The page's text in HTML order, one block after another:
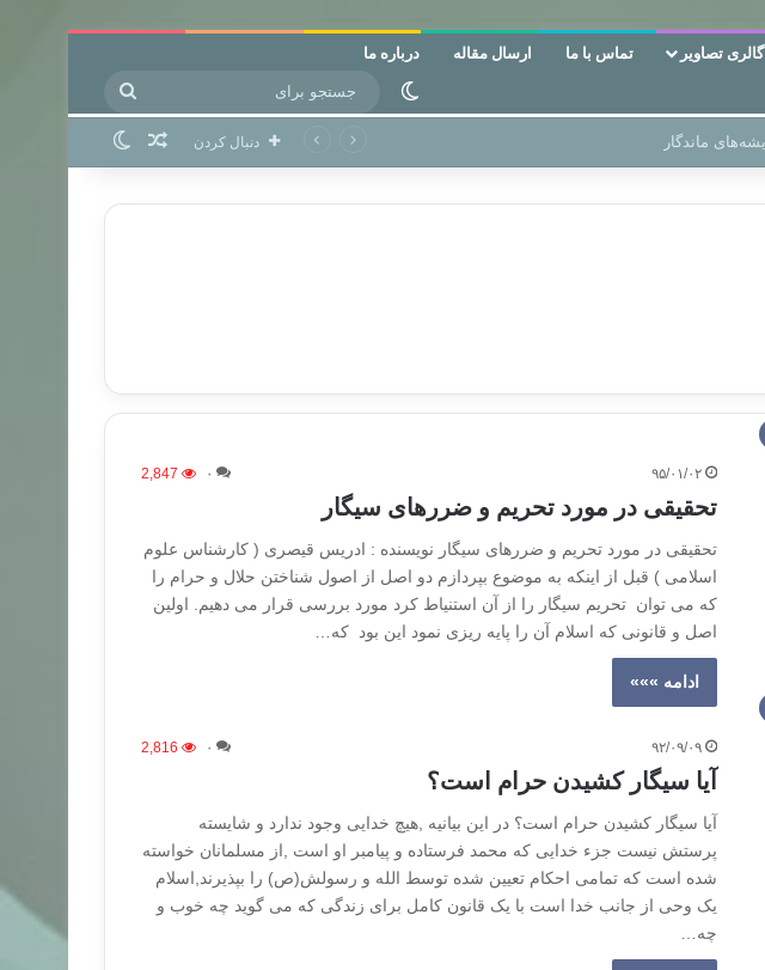
گالری تصاویر تماس با ما ارسال مقاله درباره ما
تغییر پوسته
برای دنبال کردن نوشته تصادفی
۹۵/۰۱/۰۲ ۰ 2,847
تحقیقی در مورد تحریم و ضررهای سیگار
تحقیقی در مورد تحریم و ضررهای سیگار نویسنده : ادریس قیصری ( کارشناس علوم
اسلامی ) قبل از اینکه به موضوع بپردازم دو اصل از اصول شناختن حلال و حرام را
که می توان تحریم سیگار را از آن استنیاط کرد مورد بررسی قرار می دهیم. اولین
اصل و قانونی که اسلام آن را پایه ریزی نمود این بود که…
ادامه »»»
۹۲/۰۹/۰۹ ۰ 2,816
آیا سیگار کشیدن حرام است؟
آیا سیگار کشیدن حرام است؟ در این بیانیه ,هیچ خدایی وجود ندارد و شایسته
پرستش نیست جزء خدایی که محمد فرستاده و پیامبر او است ,از مسلمانان خواسته
شده است که تمامی احکام تعیین شده توسط الله و رسولش(ص) را بپذیرند,اسلام
یک وحی از جانب خدا است با یک قانون کامل برای زندگی که می گوید چه خوب و
چه…